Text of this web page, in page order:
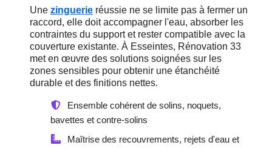
Une zinguerie réussie ne se limite pas à fermer un
raccord, elle doit accompagner l'eau, absorber les
contraintes du support et rester compatible avec la
couverture existante. À Esseintes, Rénovation 33
met en œuvre des solutions soignées sur les
zones sensibles pour obtenir une étanchéité
durable et des finitions nettes.
Ensemble cohérent de solins, noquets,
bavettes et contre-solins
Maîtrise des recouvrements, rejets d'eau et